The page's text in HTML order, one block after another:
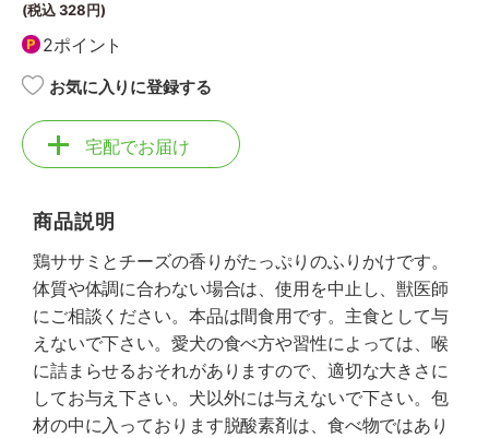
(税込328円)
2ポイント
お気に入りに登録する
宅配でお届け
商品説明
鶏ササミとチーズの香りがたっぷりのふりかけです。
体質や体調に合わない場合は、使用を中止し、獣医師
にご相談ください。本品は間食用です。主食として与
えないで下さい。愛犬の食べ方や習性によっては、喉
に詰まらせるおそれがありますので、適切な大きさに
してお与え下さい。犬以外には与えないで下さい。包
材の中に入っております脱酸素剤は、食べ物ではあり